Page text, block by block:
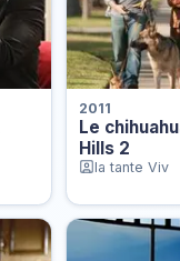
2011
Le
Hills 2
la tante Viv